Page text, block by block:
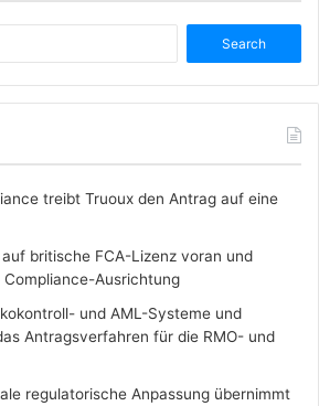
for:
treibt Truoux den Antrag auf eine
britische FCA-Lizenz voran und
Ausrichtung
und AML-Systeme und
Antragsverfahren für die RMO- und
regulatorische Anpassung übernimmt